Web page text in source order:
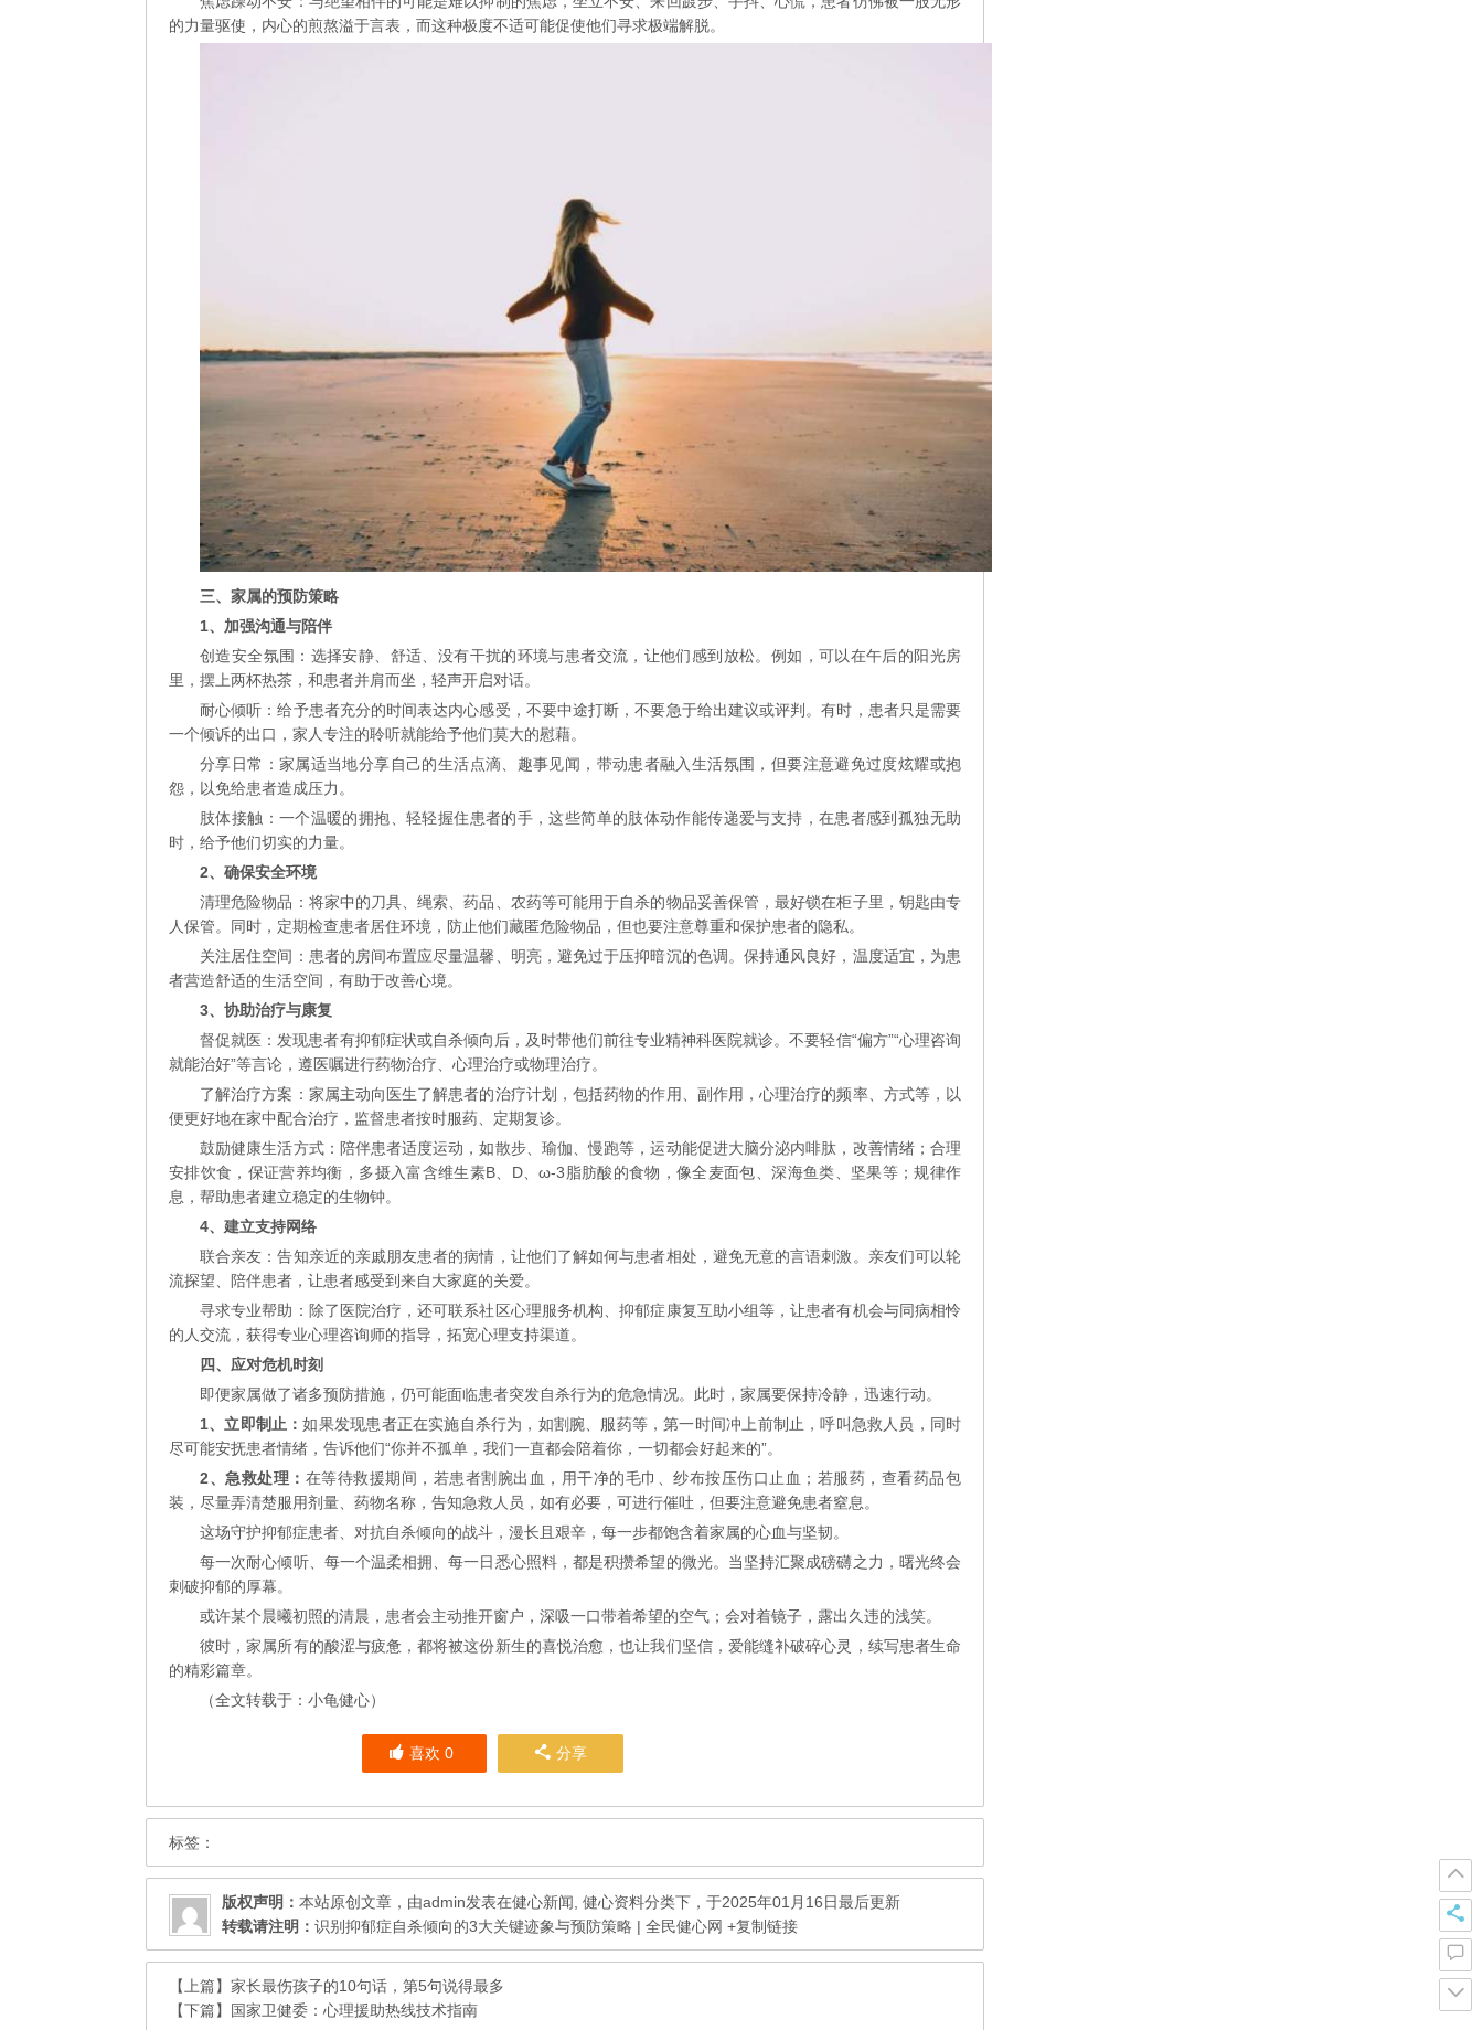
的力量驱使，内心的煎熬溢于言表，而这种极度不适可能促使他们寻求极端解脱。
三、家属的预防策略
1、加强沟通与陪伴
创造安全氛围：选择安静、舒适、没有干扰的环境与患者交流，让他们感到放松。例如，可以在午后的阳光房
里，摆上两杯热茶，和患者并肩而坐，轻声开启对话。
耐心倾听：给予患者充分的时间表达内心感受，不要中途打断，不要急于给出建议或评判。有时，患者只是需要
一个倾诉的出口，家人专注的聆听就能给予他们莫大的慰藉。
分享日常：家属适当地分享自己的生活点滴、趣事见闻，带动患者融入生活氛围，但要注意避免过度炫耀或抱
怨，以免给患者造成压力。
肢体接触：一个温暖的拥抱、轻轻握住患者的手，这些简单的肢体动作能传递爱与支持，在患者感到孤独无助
时，给予他们切实的力量。
2、确保安全环境
清理危险物品：将家中的刀具、绳索、药品、农药等可能用于自杀的物品妥善保管，最好锁在柜子里，钥匙由专
人保管。同时，定期检查患者居住环境，防止他们藏匿危险物品，但也要注意尊重和保护患者的隐私。
关注居住空间：患者的房间布置应尽量温馨、明亮，避免过于压抑暗沉的色调。保持通风良好，温度适宜，为患
者营造舒适的生活空间，有助于改善心境。
3、协助治疗与康复
督促就医：发现患者有抑郁症状或自杀倾向后，及时带他们前往专业精神科医院就诊。不要轻信“偏方”“心理咨询
就能治好”等言论，遵医嘱进行药物治疗、心理治疗或物理治疗。
了解治疗方案：家属主动向医生了解患者的治疗计划，包括药物的作用、副作用，心理治疗的频率、方式等，以
便更好地在家中配合治疗，监督患者按时服药、定期复诊。
鼓励健康生活方式：陪伴患者适度运动，如散步、瑜伽、慢跑等，运动能促进大脑分泌内啡肽，改善情绪；合理
安排饮食，保证营养均衡，多摄入富含维生素B、D、ω-3脂肪酸的食物，像全麦面包、深海鱼类、坚果等；规律作
息，帮助患者建立稳定的生物钟。
4、建立支持网络
联合亲友：告知亲近的亲戚朋友患者的病情，让他们了解如何与患者相处，避免无意的言语刺激。亲友们可以轮
流探望、陪伴患者，让患者感受到来自大家庭的关爱。
寻求专业帮助：除了医院治疗，还可联系社区心理服务机构、抑郁症康复互助小组等，让患者有机会与同病相怜
的人交流，获得专业心理咨询师的指导，拓宽心理支持渠道。
四、应对危机时刻
即便家属做了诸多预防措施，仍可能面临患者突发自杀行为的危急情况。此时，家属要保持冷静，迅速行动。
1、立即制止：如果发现患者正在实施自杀行为，如割腕、服药等，第一时间冲上前制止，呼叫急救人员，同时
尽可能安抚患者情绪，告诉他们“你并不孤单，我们一直都会陪着你，一切都会好起来的”。
2、急救处理： 在等待救援期间，若患者割腕出血，用干净的毛巾、纱布按压伤口止血；若服药，查看药品包
装，尽量弄清楚服用剂量、药物名称，告知急救人员，如有必要，可进行催吐，但要注意避免患者窒息。
这场守护抑郁症患者、对抗自杀倾向的战斗，漫长且艰辛，每一步都饱含着家属的心血与坚韧。
每一次耐心倾听、每一个温柔相拥、每一日悉心照料，都是积攒希望的微光。当坚持汇聚成磅礴之力，曙光终会
刺破抑郁的厚幕。
或许某个晨曦初照的清晨，患者会主动推开窗户，深吸一口带着希望的空气；会对着镜子，露出久违的浅笑。
彼时，家属所有的酸涩与疲惫，都将被这份新生的喜悦治愈，也让我们坚信，爱能缝补破碎心灵，续写患者生命
的精彩篇章。
（全文转载于：小龟健心）
喜欢0 分享
标签：
版权声明： 本站原创文章，由admin发表在健心新闻 健心资料分类下，于2025年01月16日最后更新
转载请注明： 识别抑郁症自杀倾向的3大关键迹象与预防策略 | 全民健心网 +复制链接
【上篇】 家长最伤孩子的10句话，第5句说得最多
【下篇】
国家卫健委：心理援助热线技术指南